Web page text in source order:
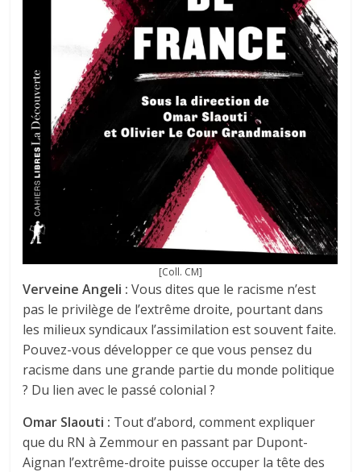
[Coll. CM]
Verveine Angeli : Vous dites que le racisme n’est
pas le privilège de l’extrême droite, pourtant dans
les milieux syndicaux l’assimilation est souvent faite.
Pouvez-vous développer ce que vous pensez du
racisme dans une grande partie du monde politique
? Du lien avec le passé colonial ?
Omar Slaouti : Tout d’abord, comment expliquer
que du RN à Zemmour en passant par Dupont-
Aignan l’extrême-droite puisse occuper la tête des